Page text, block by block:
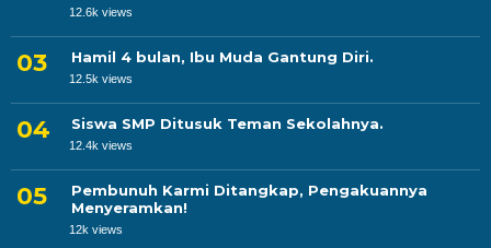
12.6k views
Hamil 4 bulan, Ibu Muda Gantung Diri.
12.5k views
Siswa SMP Ditusuk Teman Sekolahnya.
12.4k views
Pembunuh Karmi Ditangkap, Pengakuannya
Menyeramkan!
12k views